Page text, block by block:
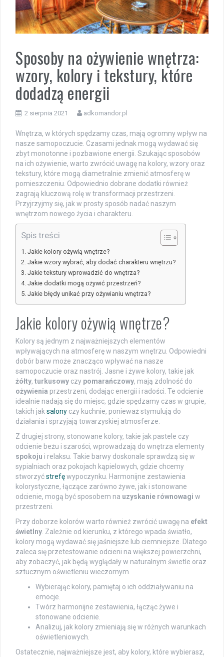
Sposoby na ożywienie wnętrza:
wzory, kolory i tekstury, które
dodadzą energii
2 sierpnia 2021 adkomandor.pl
Wnętrza, w których spędzamy czas, mają ogromny wpływ na
nasze samopoczucie. Czasami jednak mogą wydawać się
zbyt monotonne i pozbawione energii. Szukając sposobów
na ich ożywienie, warto zwrócić uwagę na kolory, wzory oraz
tekstury, które mogą diametralnie zmienić atmosferę w
pomieszczeniu. Odpowiednio dobrane dodatki również
zagrają kluczową rolę w transformacji przestrzeni.
Przyjrzyjmy się, jak w prosty sposób nadać naszym
wnętrzom nowego życia i charakteru.
Spis treści
Jakie kolory ożywią wnętrze?
Jakie wzory wybrać, aby dodać charakteru wnętrzu?
Jakie tekstury wprowadzić do wnętrza?
Jakie dodatki mogą ożywić przestrzeń?
Jakie błędy unikać przy ożywianiu wnętrza?
Jakie kolory ożywią wnętrze?
Kolory są jednym z najważniejszych elementów
wpływających na atmosferę w naszym wnętrzu. Odpowiedni
dobór barw może znacząco wpływać na nasze
samopoczucie oraz nastrój. Jasne i żywe kolory, takie jak
żółty, turkusowy czy pomarańczowy, mają zdolność do
ożywienia przestrzeni, dodając energii i radości. Te odcienie
idealnie nadają się do miejsc, gdzie spędzamy czas w grupie,
takich jak salony czy kuchnie, ponieważ stymulują do
działania i sprzyjają towarzyskiej atmosferze.
Z drugiej strony, stonowane kolory, takie jak pastele czy
odcienie beżu i szarości, wprowadzają do wnętrza elementy
spokoju i relaksu. Takie barwy doskonale sprawdzą się w
sypialniach oraz pokojach kąpielowych, gdzie chcemy
stworzyćstrefęwypoczynku. Harmonijne zestawienia
kolorystyczne, łączące zarówno żywe, jak i stonowane
odcienie, mogą być sposobem na uzyskanie równowagi w
przestrzeni.
Przy doborze kolorów warto również zwrócić uwagę na efekt
świetlny . Zależnie od kierunku, z którego wpada światło,
kolory mogą wydawać się jaśniejsze lub ciemniejsze. Dlatego
zaleca się przetestowanie odcieni na większej powierzchni,
aby zobaczyć, jak będą wyglądały w naturalnym świetle oraz
sztucznym oświetleniu wieczornym.
Wybierając kolory, pamiętaj o ich oddziaływaniu na
emocje.
Twórz harmonijne zestawienia, łącząc żywe i
stonowane odcienie.
Analizuj, jak kolory zmieniają się w różnych warunkach
oświetleniowych.
Ostatecznie, najważniejsze jest, aby kolory, które wybierasz,